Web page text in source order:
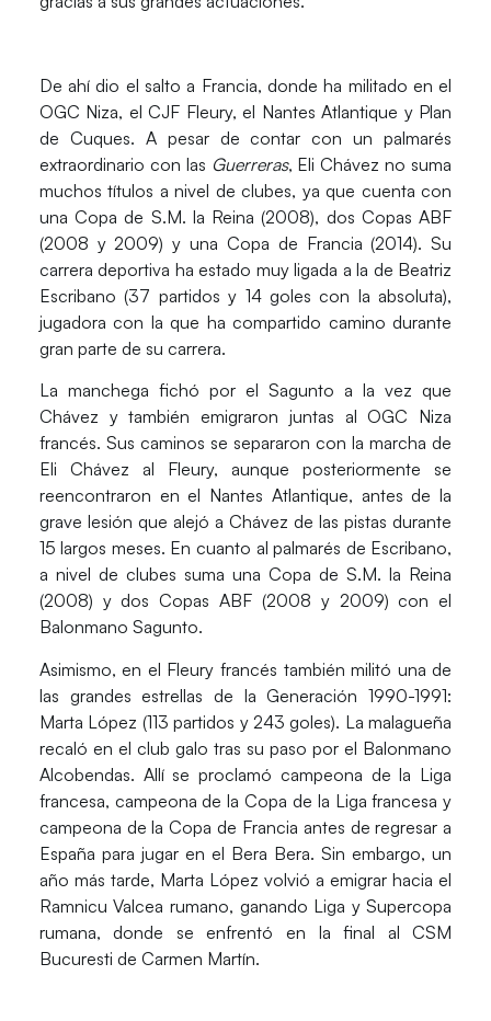
De ahí dio el salto a Francia, donde ha militado en el
OGC Niza, el CJF Fleury, el Nantes Atlantique y Plan
de Cuques. A pesar de contar con un palmarés
extraordinario con las Guerreras, Eli Chávez no suma
muchos títulos a nivel de clubes, ya que cuenta con
una Copa de S.M. la Reina (2008), dos Copas ABF
(2008 y 2009) y una Copa de Francia (2014). Su
carrera deportiva ha estado muy ligada a la de Beatriz
Escribano (37 partidos y 14 goles con la absoluta),
jugadora con la que ha compartido camino durante
gran parte de su carrera.
La manchega fichó por el Sagunto a la vez que
Chávez y también emigraron juntas al OGC Niza
francés. Sus caminos se separaron con la marcha de
Eli Chávez al Fleury, aunque posteriormente se
reencontraron en el Nantes Atlantique, antes de la
grave lesión que alejó a Chávez de las pistas durante
15 largos meses. En cuanto al palmarés de Escribano,
a nivel de clubes suma una Copa de S.M. la Reina
(2008) y dos Copas ABF (2008 y 2009) con el
Balonmano Sagunto.
Asimismo, en el Fleury francés también militó una de
las grandes estrellas de la Generación 1990-1991:
Marta López (113 partidos y 243 goles). La malagueña
recaló en el club galo tras su paso por el Balonmano
Alcobendas. Allí se proclamó campeona de la Liga
francesa, campeona de la Copa de la Liga francesa y
campeona de la Copa de Francia antes de regresar a
España para jugar en el Bera Bera. Sin embargo, un
año más tarde, Marta López volvió a emigrar hacia el
Ramnicu Valcea rumano, ganando Liga y Supercopa
rumana, donde se enfrentó en la final al CSM
Bucuresti de Carmen Martín.